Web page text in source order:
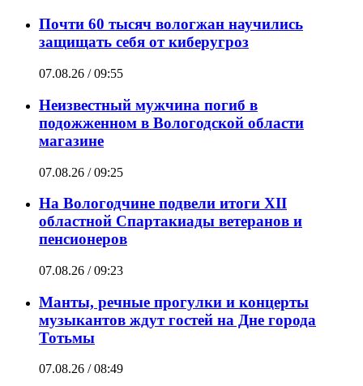
Почти 60 тысяч вологжан научились
защищать себя от киберугроз
07.08.26 / 09:55
Неизвестный мужчина погиб в
подожженном в Вологодской области
магазине
07.08.26 / 09:25
На Вологодчине подвели итоги XII
областной Спартакиады ветеранов и
пенсионеров
07.08.26 / 09:23
Манты, речные прогулки и концерты
музыкантов ждут гостей на Дне города
Тотьмы
07.08.26 / 08:49